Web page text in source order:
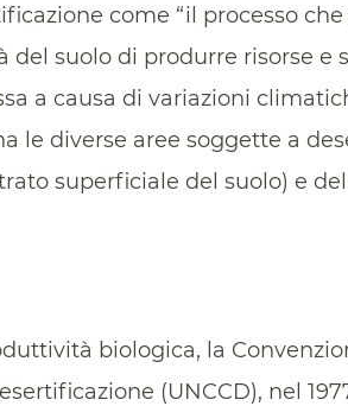
come “il processo
suolo di produrre risorse e
a causa di variazioni
le diverse aree soggette a
superficiale del suolo) e
biologica, la
(UNCCD), nel